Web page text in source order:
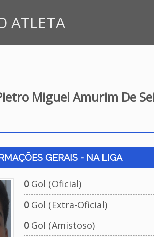
ATLETA
Miguel Amurim De
GERAIS - NA LIGA
0Gol (Oficial)
0Gol (Extra-Oficial)
0Gol (Amistoso)